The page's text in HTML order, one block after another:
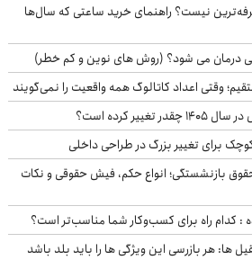
نیست؟ راهنمای خرید ساعتی که سال‌ها
درمان می شود؟ (روش های نوین و کم خطر)
وقتی اعداد کاتالوگ همه واقعیت را نمی‌گویند
کرده است؟
برای تغییر بزرگ در طراحی داخلی
بازنشستگی؛ انواع حکم، فیش حقوقی و نکات
: کدام راه برای کسب‌وکار شما مناسب‌تر است؟
ها: هر بازرسی این ویژگی ها را باید بلد باشد